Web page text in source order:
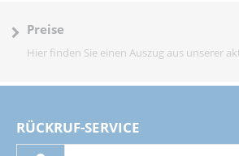
Preise
Hier finden Sie einen Auszug aus unserer
RÜCKRUF-SERVICE